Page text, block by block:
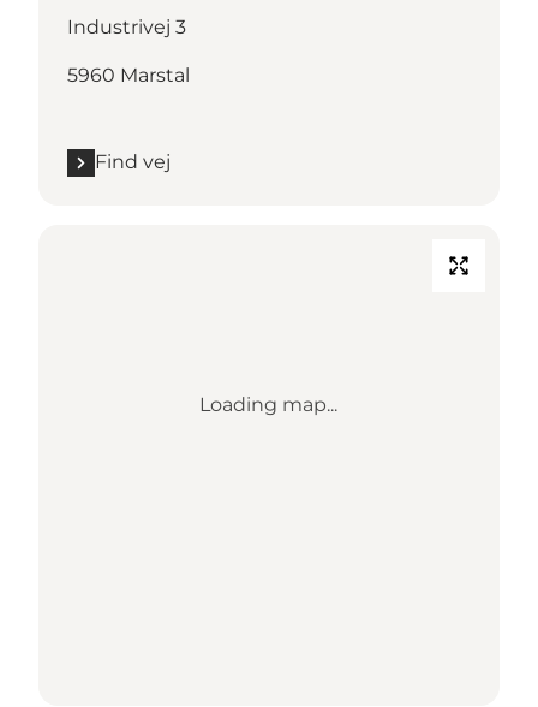
Industrivej 3
5960 Marstal
Find vej
Loading map...